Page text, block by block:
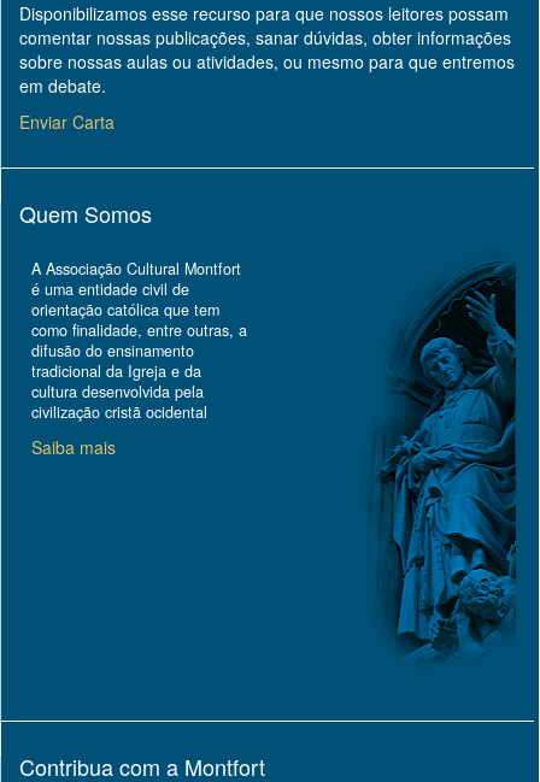
Disponibilizamos esse recurso para que nossos leitores possam
comentar nossas publicações, sanar dúvidas, obter informações
sobre nossas aulas ou atividades, ou mesmo para que entremos
em debate.
Enviar Carta
Quem Somos
A Associação Cultural Montfort
é uma entidade civil de
orientação católica que tem
como finalidade, entre outras, a
difusão do ensinamento
tradicional da Igreja e da
cultura desenvolvida pela
civilização cristã ocidental
Saiba mais
Contribua com a Montfort